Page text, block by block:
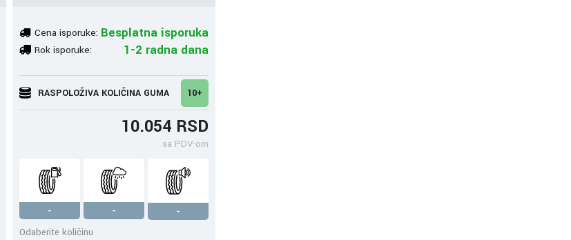
Cena isporuke: Besplatna isporuka
Rok isporuke: 1-2 radna dana
RASPOLOŽIVA KOLIČINA GUMA 10+
10.054 RSD
sa PDV-om
- -
-
Odaberite količinu